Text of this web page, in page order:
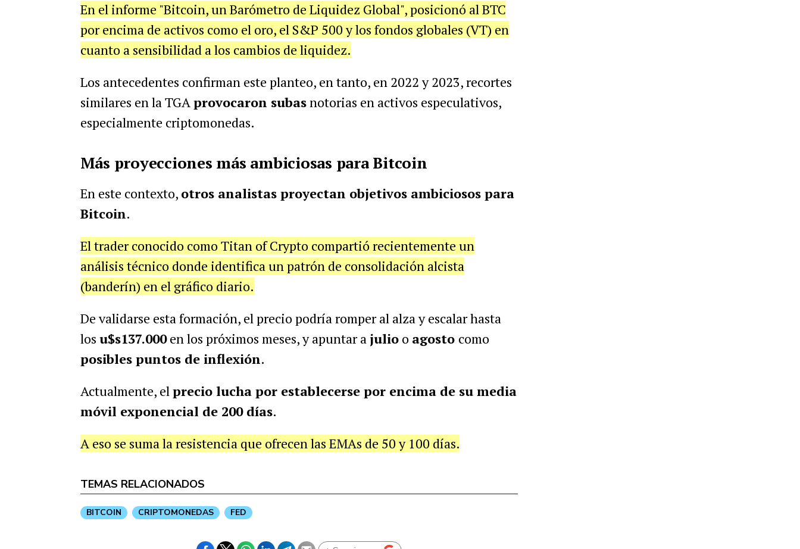
En el informe "Bitcoin, un Barómetro de Liquidez Global", posicionó al BTC
por encima de activos como el oro, el S&P 500 y los fondos globales (VT) en
cuanto a sensibilidad a los cambios de liquidez.
Los antecedentes confirman este planteo, en tanto, en 2022 y 2023, recortes
similares en la TGAprovocaron subasnotorias en activos especulativos,
especialmente criptomonedas.
Más proyecciones más ambiciosas para Bitcoin
En este contexto, otros analistas proyectan objetivos ambiciosos para
Bitcoin.
El trader conocido como Titan of Crypto compartió recientemente un
análisis técnico donde identifica un patrón de consolidación alcista
(banderín) en el gráfico diario.
De validarse esta formación, el precio podría romper al alza y escalar hasta
los u$s137.000en los próximos meses, y apuntar a julioo agosto como
posibles puntos de inflexión.
Actualmente, elprecio lucha por establecerse por encima de su media
móvil exponencial de 200 días.
A eso se suma la resistencia que ofrecen las EMAs de 50 y 100 días.
TEMAS RELACIONADOS
BITCOIN CRIPTOMONEDAS FED